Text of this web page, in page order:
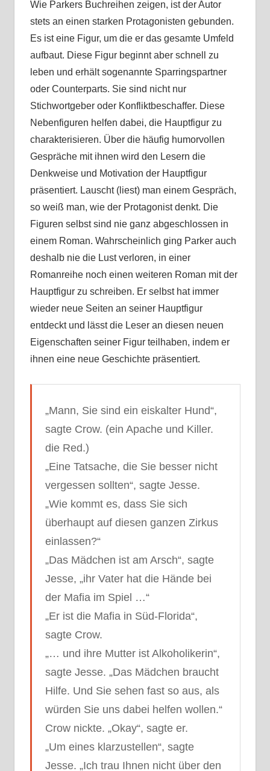
Wie Parkers Buchreihen zeigen, ist der Autor
stets an einen starken Protagonisten gebunden.
Es ist eine Figur, um die er das gesamte Umfeld
aufbaut. Diese Figur beginnt aber schnell zu
leben und erhält sogenannte Sparringspartner
oder Counterparts. Sie sind nicht nur
Stichwortgeber oder Konfliktbeschaffer. Diese
Nebenfiguren helfen dabei, die Hauptfigur zu
charakterisieren. Über die häufig humorvollen
Gespräche mit ihnen wird den Lesern die
Denkweise und Motivation der Hauptfigur
präsentiert. Lauscht (liest) man einem Gespräch,
so weiß man, wie der Protagonist denkt. Die
Figuren selbst sind nie ganz abgeschlossen in
einem Roman. Wahrscheinlich ging Parker auch
deshalb nie die Lust verloren, in einer
Romanreihe noch einen weiteren Roman mit der
Hauptfigur zu schreiben. Er selbst hat immer
wieder neue Seiten an seiner Hauptfigur
entdeckt und lässt die Leser an diesen neuen
Eigenschaften seiner Figur teilhaben, indem er
ihnen eine neue Geschichte präsentiert.
„Mann, Sie sind ein eiskalter Hund“,
sagte Crow. (ein Apache und Killer.
die Red.)
„Eine Tatsache, die Sie besser nicht
vergessen sollten“, sagte Jesse.
„Wie kommt es, dass Sie sich
überhaupt auf diesen ganzen Zirkus
einlassen?“
„Das Mädchen ist am Arsch“, sagte
Jesse, „ihr Vater hat die Hände bei
der Mafia im Spiel …“
„Er ist die Mafia in Süd-Florida“,
sagte Crow.
„… und ihre Mutter ist Alkoholikerin“,
sagte Jesse. „Das Mädchen braucht
Hilfe. Und Sie sehen fast so aus, als
würden Sie uns dabei helfen wollen.“
Crow nickte. „Okay“, sagte er.
„Um eines klarzustellen“, sagte
Jesse. „Ich trau Ihnen nicht über den